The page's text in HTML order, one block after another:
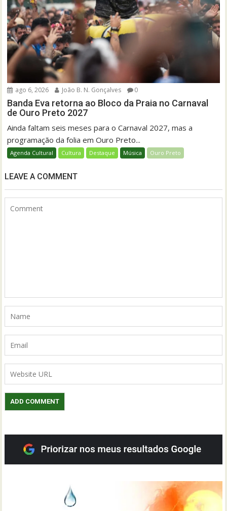
ago 6, 2026 João B. N. Gonçalves 0
Banda Eva retorna ao Bloco da Praia no Carnaval
de Ouro Preto 2027
Ainda faltam seis meses para o Carnaval 2027, mas a
programação da folia em Ouro Preto...
Agenda Cultural Cultura Destaque Música Ouro Preto
LEAVE A COMMENT